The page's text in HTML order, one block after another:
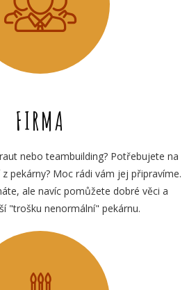
FIRMA
nebo teambuilding? Potřebujete na
pekárny? Moc rádi vám jej připravíme.
ale navíc pomůžete dobré věci a
"trošku nenormální" pekárnu.